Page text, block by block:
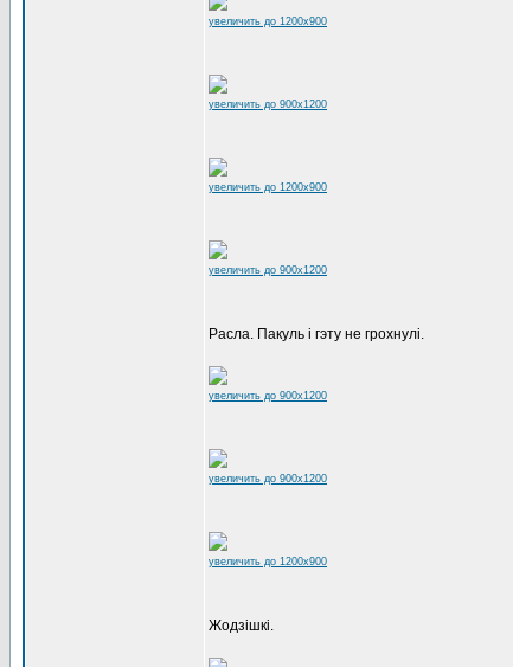
увеличить до 1200x900
увеличить до 900x1200
увеличить до 1200x900
увеличить до 900x1200
Расла. Пакуль і гэту не грохнулі.
увеличить до 900x1200
увеличить до 900x1200
увеличить до 1200x900
Жодзішкі.